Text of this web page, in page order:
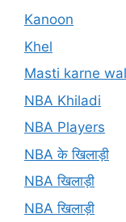
Kanoon
Khel
Masti karne
NBA Khiladi
NBA Players
NBA के खिलाड़ी
NBA खिलाड़ी
NBA खिलाड़ी